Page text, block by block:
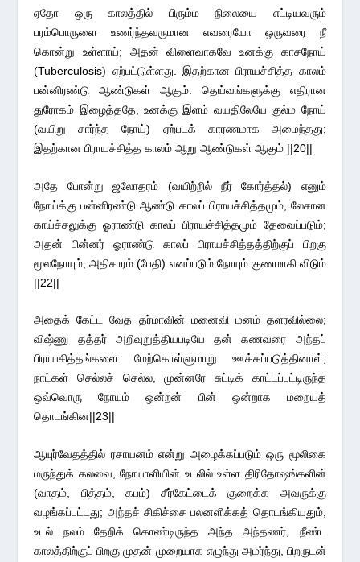
ஏதோ ஒரு காலத்தில் பிரும்ம நிலையை எட்டியவரும்
பரம்பொருளை உணர்ந்தவருமான எவரையோ ஒருவரை நீ
கொன்று உள்ளாய்; அதன் விளைவாகவே உனக்கு காசநோய்
(Tuberculosis) ஏற்பட்டுள்ளது. இதற்கான பிராயச்சித்த காலம்
பன்னிரண்டு ஆண்டுகள் ஆகும். தெய்வங்களுக்கு எதிரான
துரோகம் இழைத்ததே, உனக்கு இளம் வயதிலேயே குல்ம நோய்
(வயிறு சார்ந்த நோய்) ஏற்படக் காரணமாக அமைந்தது;
இதற்கான பிராயச்சித்த காலம் ஆறு ஆண்டுகள் ஆகும் ||20||
அதே போன்று ஜலோதரம் (வயிற்றில் நீர் கோர்த்தல்) எனும்
நோய்க்கு பன்னிரண்டு ஆண்டு காலப் பிராயச்சித்தமும், லேசான
காய்ச்சலுக்கு ஓராண்டு காலப் பிராயச்சித்தமும் தேவைப்படும்;
அதன் பின்னர் ஓராண்டு காலப் பிராயச்சித்தத்திற்குப் பிறகு
மூலநோயும், அதிசாரம் (பேதி) எனப்படும் நோயும் குணமாகி விடும்
||22||
அதைக் கேட்ட வேத தர்மாவின் மனைவி மனம் தளரவில்லை;
விஷ்ணு தத்தர் அறிவுறுத்தியபடியே தன் கணவரை அந்தப்
பிராயசித்தங்களை மேற்கொள்ளுமாறு ஊக்கப்படுத்தினாள்;
நாட்கள் செல்லச் செல்ல, முன்னரே சுட்டிக் காட்டப்பட்டிருந்த
ஒவ்வொரு நோயும் ஒன்றன் பின் ஒன்றாக மறையத்
தொடங்கின||23||
ஆயுர்வேதத்தில் ரசாயனம் என்று அழைக்கப்படும் ஒரு மூலிகை
மருந்துக் கலவை, நோயாளியின் உடலில் உள்ள திரிதோஷங்களின்
(வாதம், பித்தம், கபம்) சீர்கேட்டைக் குறைக்க அவருக்கு
வழங்கப்பட்டது; அந்தச் சிகிச்சை பலனளிக்கத் தொடங்கியதும்,
உடல் நலம் தேறிக் கொண்டிருந்த அந்த அந்தணர், நீண்ட
காலத்திற்குப் பிறகு முதன் முறையாக எழுந்து அமர்ந்து, பிறருடன்